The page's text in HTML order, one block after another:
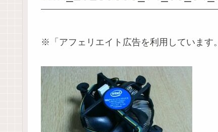
※「アフェリエイト広告を利用しています